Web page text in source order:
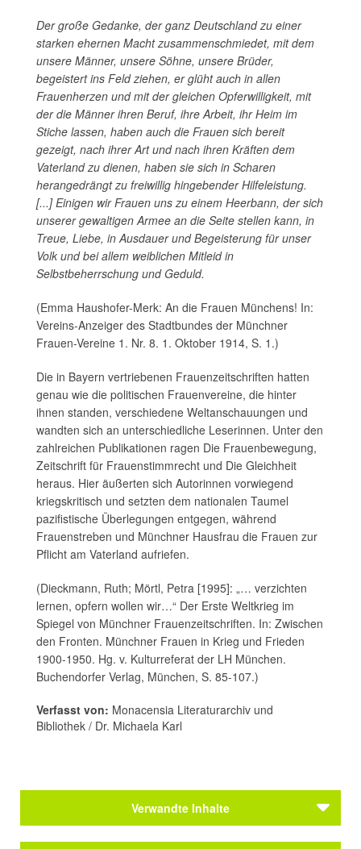
Der große Gedanke, der ganz Deutschland zu einer
starken ehernen Macht zusammenschmiedet, mit dem
unsere Männer, unsere Söhne, unsere Brüder,
begeistert ins Feld ziehen, er glüht auch in allen
Frauenherzen und mit der gleichen Opferwilligkeit, mit
der die Männer ihren Beruf, ihre Arbeit, ihr Heim im
Stiche lassen, haben auch die Frauen sich bereit
gezeigt, nach ihrer Art und nach ihren Kräften dem
Vaterland zu dienen, haben sie sich in Scharen
herangedrängt zu freiwillig hingebender Hilfeleistung.
[...] Einigen wir Frauen uns zu einem Heerbann, der sich
unserer gewaltigen Armee an die Seite stellen kann, in
Treue, Liebe, in Ausdauer und Begeisterung für unser
Volk und bei allem weiblichen Mitleid in
Selbstbeherrschung und Geduld.
(Emma Haushofer-Merk: An die Frauen Münchens! In:
Vereins-Anzeiger des Stadtbundes der Münchner
Frauen-Vereine 1. Nr. 8. 1. Oktober 1914, S. 1.)
Die in Bayern vertriebenen Frauenzeitschriften hatten
genau wie die politischen Frauenvereine, die hinter
ihnen standen, verschiedene Weltanschauungen und
wandten sich an unterschiedliche Leserinnen. Unter den
zahlreichen Publikationen ragen Die Frauenbewegung,
Zeitschrift für Frauenstimmrecht und Die Gleichheit
heraus. Hier äußerten sich Autorinnen vorwiegend
kriegskritisch und setzten dem nationalen Taumel
pazifistische Überlegungen entgegen, während
Frauenstreben und Münchner Hausfrau die Frauen zur
Pflicht am Vaterland aufriefen.
(Dieckmann, Ruth; Mörtl, Petra [1995]: „… verzichten
lernen, opfern wollen wir…“ Der Erste Weltkrieg im
Spiegel von Münchner Frauenzeitschriften. In: Zwischen
den Fronten. Münchner Frauen in Krieg und Frieden
1900-1950. Hg. v. Kulturreferat der LH München.
Buchendorfer Verlag, München, S. 85-107.)
Verfasst von: Monacensia Literaturarchiv und
Bibliothek / Dr. Michaela Karl
Verwandte Inhalte